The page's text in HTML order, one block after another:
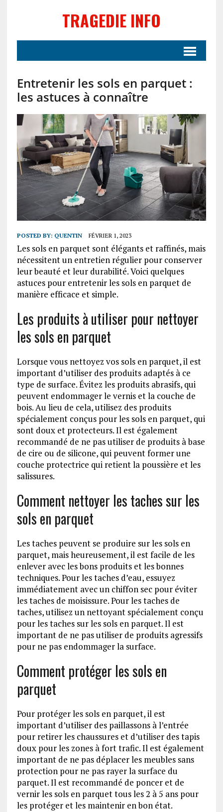
TRAGEDIE INFO
Entretenir les sols en parquet :
les astuces à connaître
POSTED BY: QUENTIN FÉVRIER 1, 2023
Les sols en parquet sont élégants et raffinés, mais
nécessitent un entretien régulier pour conserver
leur beauté et leur durabilité. Voici quelques
astuces pour entretenir les sols en parquet de
manière efficace et simple.
Les produits à utiliser pour nettoyer
les sols en parquet
Lorsque vous nettoyez vos sols en parquet, il est
important d’utiliser des produits adaptés à ce
type de surface. Évitez les produits abrasifs, qui
peuvent endommager le vernis et la couche de
bois. Au lieu de cela, utilisez des produits
spécialement conçus pour les sols en parquet, qui
sont doux et protecteurs. Il est également
recommandé de ne pas utiliser de produits à base
de cire ou de silicone, qui peuvent former une
couche protectrice qui retient la poussière et les
salissures.
Comment nettoyer les taches sur les
sols en parquet
Les taches peuvent se produire sur les sols en
parquet, mais heureusement, il est facile de les
enlever avec les bons produits et les bonnes
techniques. Pour les taches d’eau, essuyez
immédiatement avec un chiffon sec pour éviter
les taches de moisissure. Pour les taches de
taches, utilisez un nettoyant spécialement conçu
pour les taches sur les sols en parquet. Il est
important de ne pas utiliser de produits agressifs
pour ne pas endommager la surface.
Comment protéger les sols en
parquet
Pour protéger les sols en parquet, il est
important d’utiliser des paillassons à l’entrée
pour retirer les chaussures et d’utiliser des tapis
doux pour les zones à fort trafic. Il est également
important de ne pas déplacer les meubles sans
protection pour ne pas rayer la surface du
parquet. Il est recommandé de poncer et de
vernir les sols en parquet tous les 2 à 5 ans pour
les protéger et les maintenir en bon état.